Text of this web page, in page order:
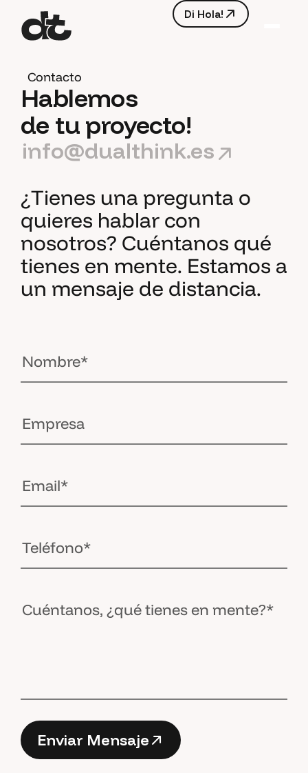
Di Hola!
Contacto
Hablemos
de tu proyecto!
info@dualthink.es
¿Tienes una pregunta o
quieres hablar con
nosotros? Cuéntanos qué
tienes en mente. Estamos a
un mensaje de distancia.
Enviar Mensaje
EnviarMensaje